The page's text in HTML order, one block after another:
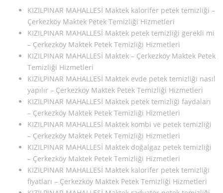
KIZILPINAR MAHALLESİ Maktek kalorifer petek temizliği –
Çerkezköy Maktek Petek Temizliği Hizmetleri
KIZILPINAR MAHALLESİ Maktek petek temizliği gerekli mi
– Çerkezköy Maktek Petek Temizliği Hizmetleri
KIZILPINAR MAHALLESİ Maktek – Çerkezköy Maktek Petek
Temizliği Hizmetleri
KIZILPINAR MAHALLESİ Maktek evde petek temizliği nasıl
yapılır – Çerkezköy Maktek Petek Temizliği Hizmetleri
KIZILPINAR MAHALLESİ Maktek petek temizliği faydaları
– Çerkezköy Maktek Petek Temizliği Hizmetleri
KIZILPINAR MAHALLESİ Maktek kombi ve petek temizliği
– Çerkezköy Maktek Petek Temizliği Hizmetleri
KIZILPINAR MAHALLESİ Maktek doğalgaz petek temizliği
– Çerkezköy Maktek Petek Temizliği Hizmetleri
KIZILPINAR MAHALLESİ Maktek kalorifer petek temizliği
fiyatları – Çerkezköy Maktek Petek Temizliği Hizmetleri